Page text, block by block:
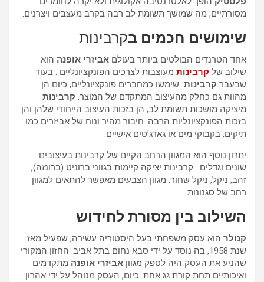
מסורתיים, מה שמושך תשומת לב רבה בקרב מעצבים ויצרנים.
שימושים חכמים בקרבינות
אחד הטרנדים הבולטים ביותר בעולם אביזרי אופנה הוא
שילוב של קרבינות מעוצבות לצרכים הפונקציונליים . בעוד
שבעבר קרבינות שימשו כמחברים פונקציונליים, כיום הן
מהוות גם כחלק מהעיצוב המתקדם של המוצר. קרבינות
מיציקה מושכות תשומת לב, הן בזכות העיצוב הייחודי שלהן והן
בזכות הפונקציונליות הרבה: חיבור מהיר ונוח של אביזרים כמו
תיקים, בקבוקי מים או גאדג’טים אישיים.
יתרון נוסף הוא המגוון הרחב הקיים של קרבינות בעיצובים
שונים וגדלים. קרבינות יציקה קיימות בגווני ברוניט (ברונזה),
זהב, ניקל, ניקל שחור. מגוון הצבעים מאפשר להתאים למגוון
רחב של סגנונות.
השילוב בין מסורת לחידוש
קנולר הוא עסק משפחתי בעל היסטוריה עשירה, שפעיל מאז
שנת 1958, בה נוסד על ידי סבא נחום בתל אביב. החזון המקורי
שהניע את העסק היה לספק מגוון אביזרי אופנה מתקדמים
ואיכותיים תחת קורת גג אחת. כיום, העסק מנוהל על ידי אהרון